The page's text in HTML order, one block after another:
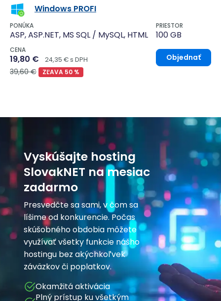
Windows PROFI
PONÚKA
ASP, ASP.NET, MS SQL / MySQL, HTML
PRIESTOR
100 GB
CENA
19,80 € 24,35 € s DPH
39,60 € ZĽAVA 50 %
Objednať
Vyskúšajte hosting
SlovakNET na mesiac
zadarmo
Presvedčte sa sami, v čom sa
líšime od konkurencie. Počas
skúšobného obdobia môžete
využívať všetky funkcie nášho
hostingu bez akýchkoľvek
záväzkov či poplatkov.
Okamžitá aktivácia
Plný prístup ku všetkým